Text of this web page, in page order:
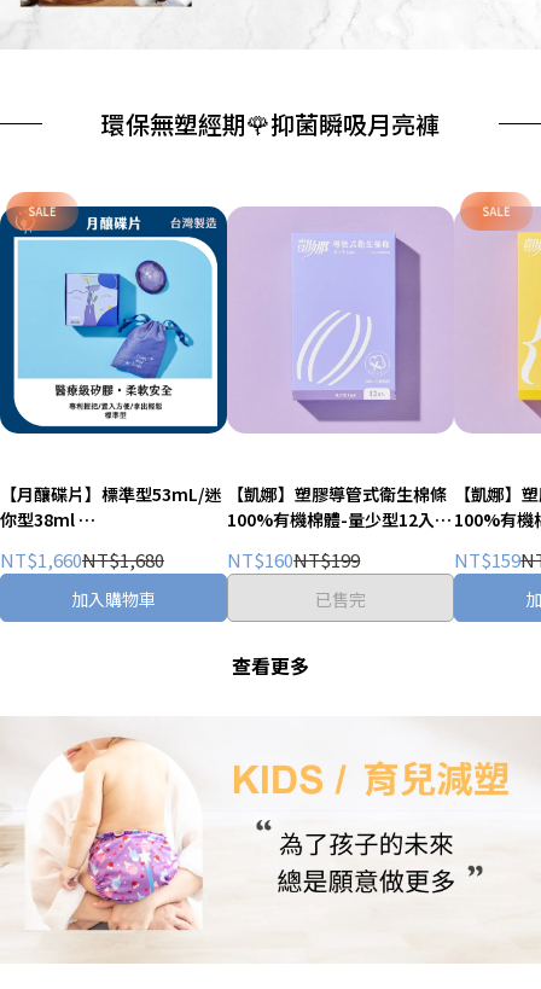
環保無塑經期🌹抑菌瞬吸月亮褲
【月釀碟片】標準型53mL/迷
你型38ml
NT$1,660NT$1,680
加入購物車
【凱娜】塑膠導管式衛生棉條
100%有機棉體-量少型12入
棉條】
NT$160NT$199
已售完
【凱娜】
100%有機
棉條】
NT$159
查看更多